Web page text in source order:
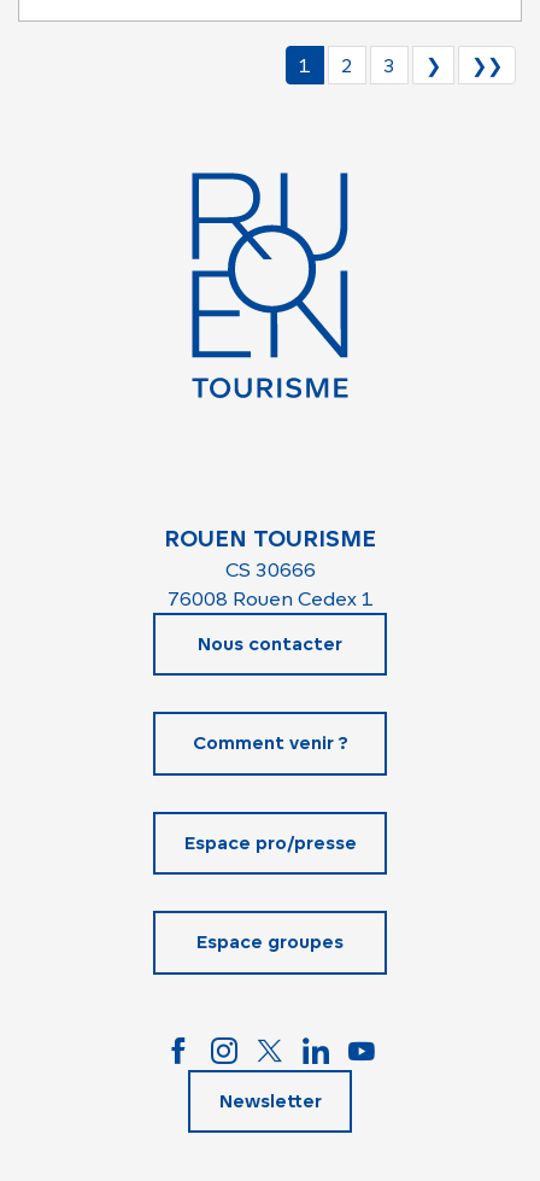
1 2 3 ❯ ❯❯
ROUEN TOURISME
CS 30666
76008 Rouen Cedex 1
Nous contacter
Comment venir ?
Espace pro/presse
Espace groupes
Newsletter